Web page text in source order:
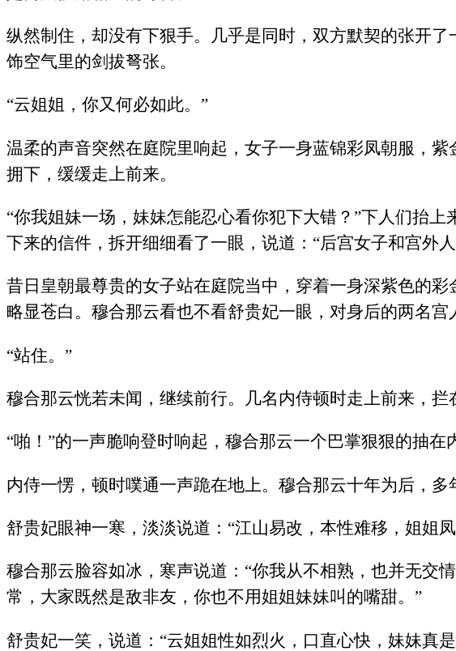
纵然制住，却没有下狠手。几乎是同时，双方默契的张开
饰空气里的剑拔弩张。
“云姐姐，你又何必如此。”
温柔的声音突然在庭院里响起，女子一身蓝锦彩凤朝服，
拥下，缓缓走上前来。
“你我姐妹一场，妹妹怎能忍心看你犯下大错？”下人们抬
下来的信件，拆开细细看了一眼，说道：“后宫女子和宫外
昔日皇朝最尊贵的女子站在庭院当中，穿着一身深紫色的
略显苍白。穆合那云看也不看舒贵妃一眼，对身后的两名宫
“站住。”
穆合那云恍若未闻，继续前行。几名内侍顿时走上前来，
“啪！”的一声脆响登时响起，穆合那云一个巴掌狠狠的抽
内侍一愣，顿时噗通一声跪在地上。穆合那云十年为后，多
舒贵妃眼神一寒，淡淡说道：“江山易改，本性难移，姐姐
穆合那云脸容如冰，寒声说道：“你我从不相熟，也并无交
常，大家既然是敌非友，你也不用姐姐妹妹叫的嘴甜。”
舒贵妃一笑，说道：“云姐姐性如烈火，口直心快，妹妹真